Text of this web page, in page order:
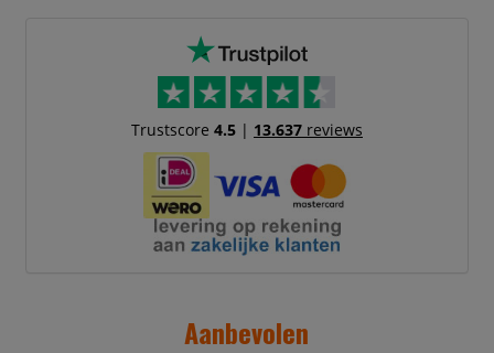
Trustscore 4.5| 13.637reviews
Aanbevolen